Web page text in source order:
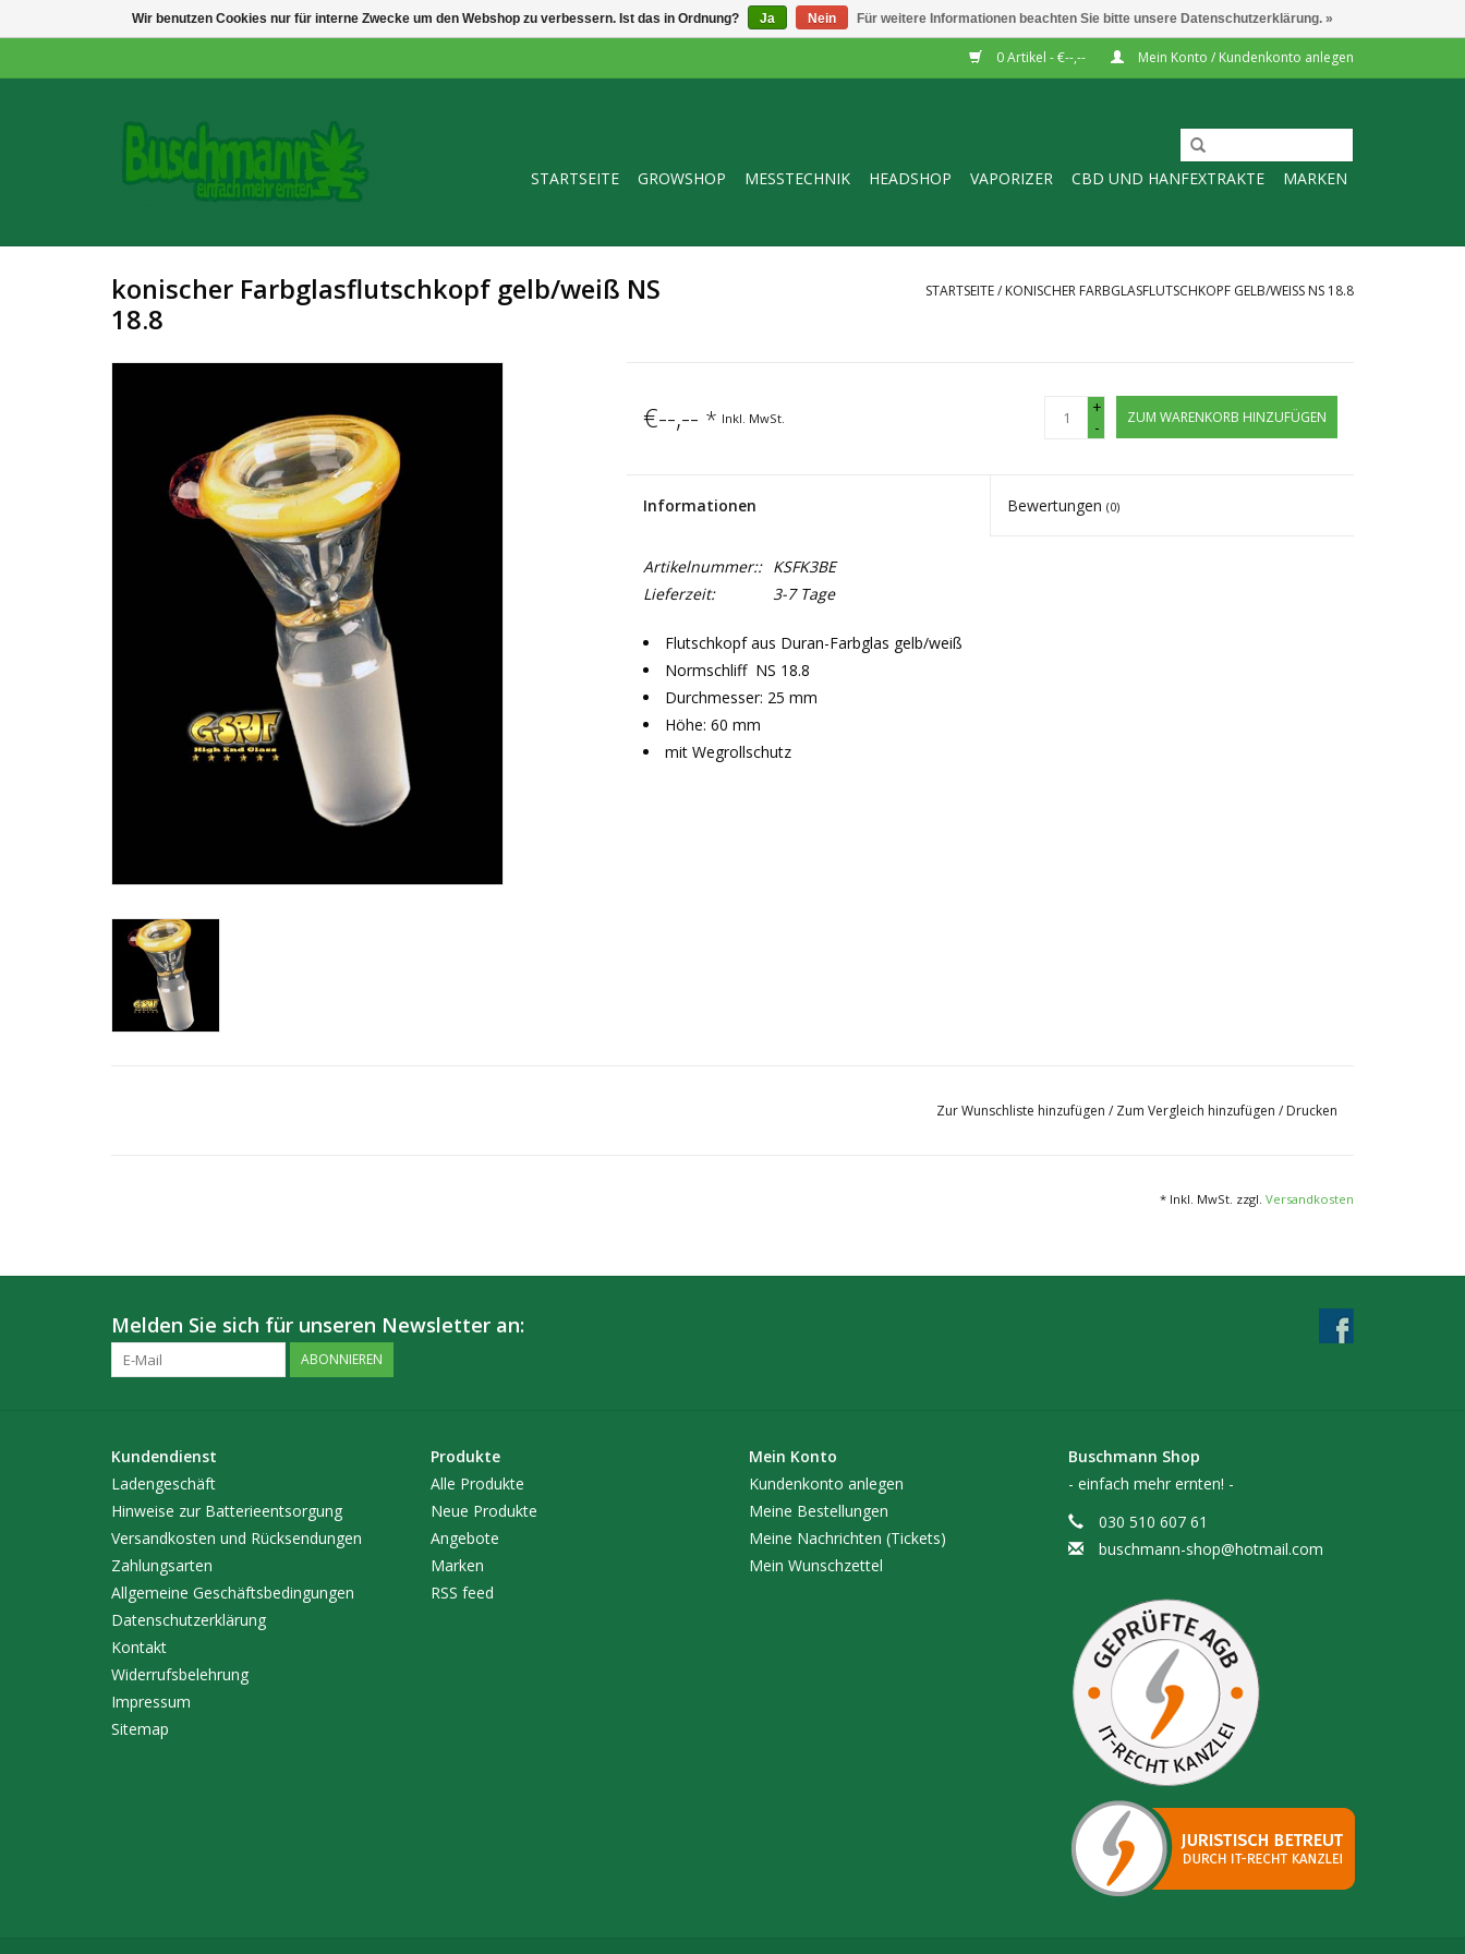
0 Artikel - €--,-- Mein Konto / Kundenkonto anlegen
STARTSEITE GROWSHOP MESSTECHNIK HEADSHOP VAPORIZER CBD UND HANFEXTRAKTE MARKEN
konischer Farbglasflutschkopf gelb/weiß NS
18.8
STARTSEITE/ KONISCHER FARBGLASFLUTSCHKOPF GELB/WEISS NS 18.8
€--,-- * Inkl. MwSt.
+
-
ZUM WARENKORB HINZUFÜGEN
Informationen Bewertungen(0)
Artikelnummer::
KSFK3BE
Lieferzeit:
3-7 Tage
Flutschkopf aus Duran-Farbglas gelb/weiß
Normschliff NS 18.8
Durchmesser: 25 mm
Höhe: 60 mm
mit Wegrollschutz
Zur Wunschliste hinzufügen / Zum Vergleich hinzufügen / Drucken
* Inkl. MwSt. zzgl. Versandkosten
Melden Sie sich für unseren Newsletter an:
ABONNIEREN
Kundendienst
Ladengeschäft
Hinweise zur Batterieentsorgung
Versandkosten und Rücksendungen
Zahlungsarten
Allgemeine Geschäftsbedingungen
Datenschutzerklärung
Kontakt
Widerrufsbelehrung
Impressum
Sitemap
Produkte
Alle Produkte
Neue Produkte
Angebote
Marken
RSS feed
Mein Konto
Kundenkonto anlegen
Meine Bestellungen
Meine Nachrichten (Tickets)
Mein Wunschzettel
Buschmann Shop
- einfach mehr ernten! -
030 510 607 61
buschmann-shop@hotmail.com
Wir benutzen Cookies nur für interne Zwecke um den Webshop zu verbessern. Ist das in Ordnung? Ja Nein Für weitere Informationen beachten Sie bitte unsere Datenschutzerklärung. »